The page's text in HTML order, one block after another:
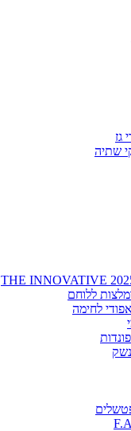
גז
שתיה
THE INNOVATIVE
ללוחם
לחימה